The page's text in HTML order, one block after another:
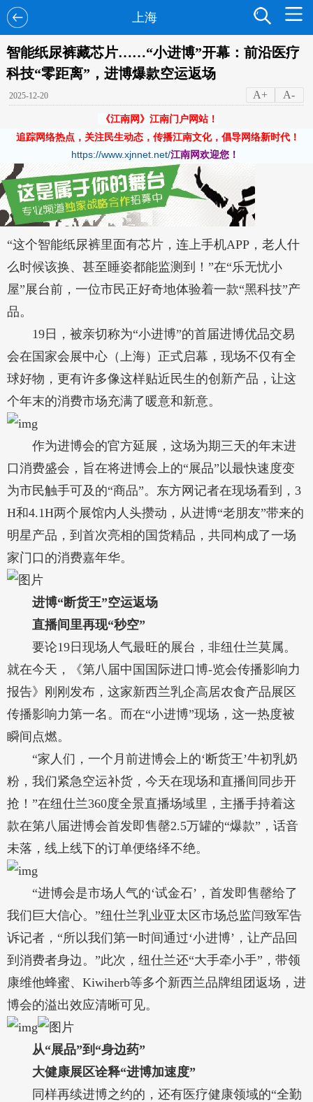
上海
智能纸尿裤藏芯片……“小进博”开幕：前沿医疗
科技“零距离”，进博爆款空运返场
2025-12-20 A+ A-
《江南网》江南门户网站！
追踪网络热点，关注民生动态，传播江南文化，倡导网络新时代！
https://www.xjnnet.net/江南网欢迎您！
“这个智能纸尿裤里面有芯片，连上手机APP，老人什
么时候该换、甚至睡姿都能监测到！”在“乐无忧小
屋”展台前，一位市民正好奇地体验着一款“黑科技”产
品。
19日，被亲切称为“小进博”的首届进博优品交易
会在国家会展中心（上海）正式启幕，现场不仅有全
球好物，更有许多像这样贴近民生的创新产品，让这
个年末的消费市场充满了暖意和新意。
作为进博会的官方延展，这场为期三天的年末进
口消费盛会，旨在将进博会上的“展品”以最快速度变
为市民触手可及的“商品”。东方网记者在现场看到，3
H和4.1H两个展馆内人头攒动，从进博“老朋友”带来的
明星产品，到首次亮相的国货精品，共同构成了一场
家门口的消费嘉年华。
进博“断货王”空运返场
直播间里再现“秒空”
要论19日现场人气最旺的展台，非纽仕兰莫属。
就在今天，《第八届中国国际进口博-览会传播影响力
报告》刚刚发布，这家新西兰乳企高居农食产品展区
传播影响力第一名。而在“小进博”现场，这一热度被
瞬间点燃。
“家人们，一个月前进博会上的‘断货王’牛初乳奶
粉，我们紧急空运补货，今天在现场和直播间同步开
抢！”在纽仕兰360度全景直播场域里，主播手持着这
款在第八届进博会首发即售罄2.5万罐的“爆款”，话音
未落，线上线下的订单便络绎不绝。
“进博会是市场人气的‘试金石’，首发即售罄给了
我们巨大信心。”纽仕兰乳业亚太区市场总监闫致军告
诉记者，“所以我们第一时间通过‘小进博’，让产品回
到消费者身边。”此次，纽仕兰还“大手牵小手”，带领
康维他蜂蜜、Kiwiherb等多个新西兰品牌组团返场，进
博会的溢出效应清晰可见。
从“展品”到“身边药”
大健康展区诠释“进博加速度”
同样再续进博之约的，还有医疗健康领域的“全勤